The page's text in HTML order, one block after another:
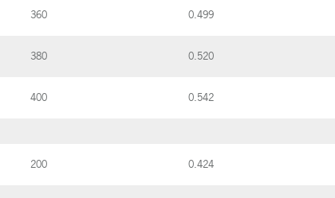
360 0.499
380 0.520
400 0.542
200 0.424